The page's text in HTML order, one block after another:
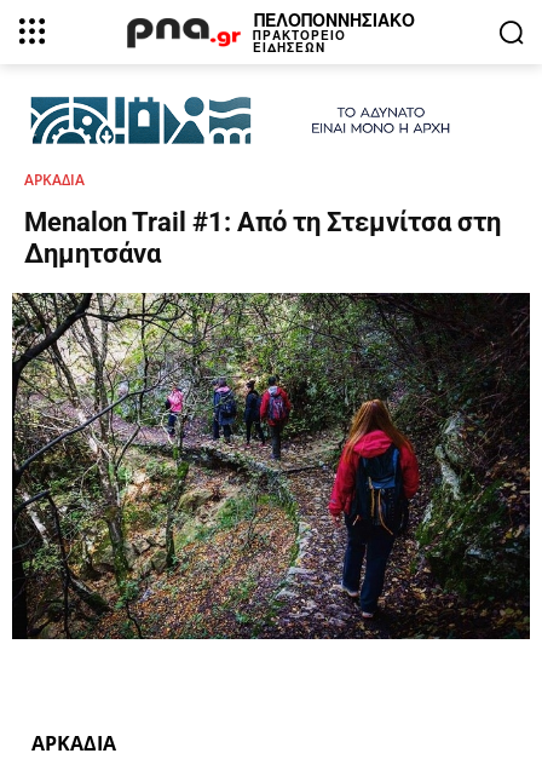
ΠΕΛΟΠΟΝΝΗΣΙΑΚΟ
ΠΡΑΚΤΟΡΕΙΟ
ΕΙΔΗΣΕΩΝ
ΑΡΚΑΔΙΑ
Menalon Trail #1: Από τη Στεμνίτσα στη
Δημητσάνα
ΑΡΚΑΔΙΑ